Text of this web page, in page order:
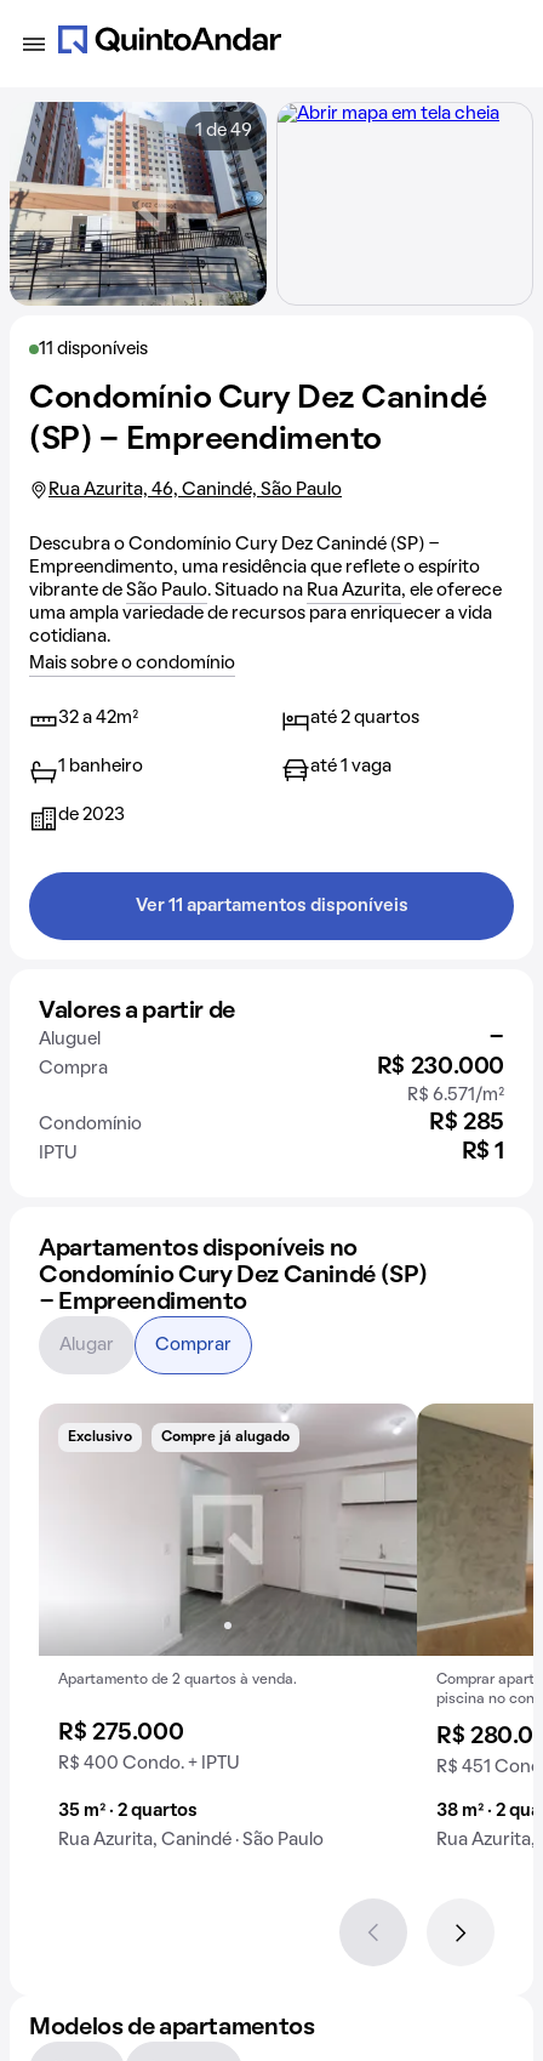
11 disponíveis
Condomínio Cury Dez Canindé
(SP) - Empreendimento
Rua Azurita, 46, Canindé, São Paulo
Descubra o Condomínio Cury Dez Canindé (SP) -
Empreendimento, uma residência que reflete o espírito
vibrante de São Paulo. Situado na Rua Azurita, ele oferece
uma ampla variedade de recursos para enriquecer a vida
cotidiana.
Mais sobre o condomínio
32 a 42m² até 2 quartos
1 banheiro até 1 vaga
de 2023
Ver 11 apartamentos disponíveis
Valores a partir de
Aluguel -
Compra R$ 230.000
R$ 6.571/m²
Condomínio
R$ 285
IPTU R$ 1
1 de 49
Apartamentos disponíveis no
Condomínio Cury Dez Canindé (SP)
- Empreendimento
Exclusivo Compre já alugado
Apartamento de 2 quartos à venda.
R$ 275.000
R$ 400 Condo. + IPTU
35 m² · 2 quartos
Rua Azurita, Canindé · São Paulo
Comprar
piscina no
R$
R$ 451
38 m² · 2
Rua Azurita,
Alugar Comprar
Modelos de apartamentos